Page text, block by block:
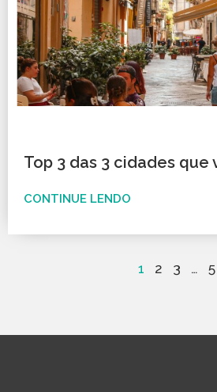
Top 3 das 3 cidades que
CONTINUE LENDO
1 2 3 … 5